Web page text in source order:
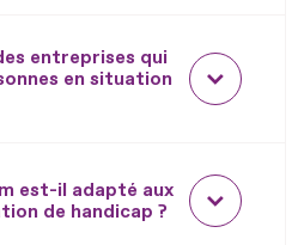
entreprises qui
en situation
est-il adapté aux
de handicap ?